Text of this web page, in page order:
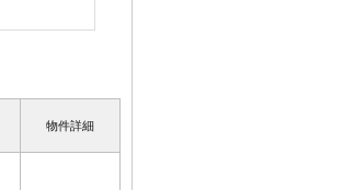
物件詳細